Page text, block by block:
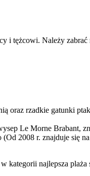
i tężcowi. Należy zabrać
oraz rzadkie gatunki
Le Morne Brabant,
2008 r. znajduje się
kategorii najlepsza plaża